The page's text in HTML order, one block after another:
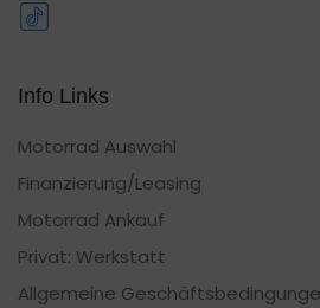
Info Links
Motorrad Auswahl
Finanzierung/Leasing
Motorrad Ankauf
Privat: Werkstatt
Allgemeine